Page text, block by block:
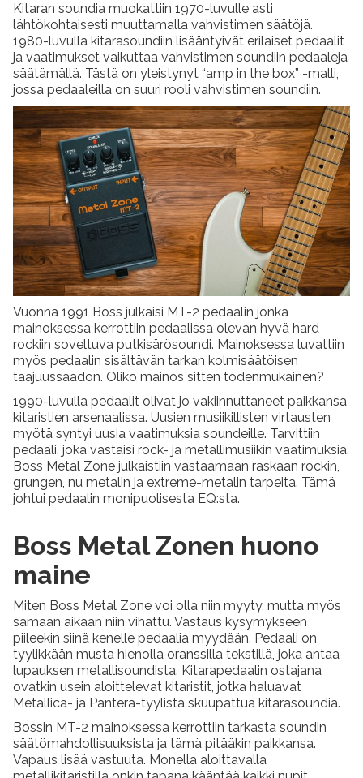
Kitaran soundia muokattiin 1970-luvulle asti
lähtökohtaisesti muuttamalla vahvistimen säätöjä.
1980-luvulla kitarasoundiin lisääntyivät erilaiset pedaalit
ja vaatimukset vaikuttaa vahvistimen soundiin pedaaleja
säätämällä. Tästä on yleistynyt “amp in the box” -malli,
jossa pedaaleilla on suuri rooli vahvistimen soundiin.
Vuonna 1991 Boss julkaisi MT-2 pedaalin jonka
mainoksessa kerrottiin pedaalissa olevan hyvä hard
rockiin soveltuva putkisärösoundi. Mainoksessa luvattiin
myös pedaalin sisältävän tarkan kolmisäätöisen
taajuussäädön. Oliko mainos sitten todenmukainen?
1990-luvulla pedaalit olivat jo vakiinnuttaneet paikkansa
kitaristien arsenaalissa. Uusien musiikillisten virtausten
myötä syntyi uusia vaatimuksia soundeille. Tarvittiin
pedaali, joka vastaisi rock- ja metallimusiikin vaatimuksia.
Boss Metal Zone julkaistiin vastaamaan raskaan rockin,
grungen, nu metalin ja extreme-metalin tarpeita. Tämä
johtui pedaalin monipuolisesta EQ:sta.
Boss Metal Zonen huono
maine
Miten Boss Metal Zone voi olla niin myyty, mutta myös
samaan aikaan niin vihattu. Vastaus kysymykseen
piileekin siinä kenelle pedaalia myydään. Pedaali on
tyylikkään musta hienolla oranssilla tekstillä, joka antaa
lupauksen metallisoundista. Kitarapedaalin ostajana
ovatkin usein aloittelevat kitaristit, jotka haluavat
Metallica- ja Pantera-tyylistä skuupattua kitarasoundia.
Bossin MT-2 mainoksessa kerrottiin tarkasta soundin
säätömahdollisuuksista ja tämä pitääkin paikkansa.
Vapaus lisää vastuuta. Monella aloittavalla